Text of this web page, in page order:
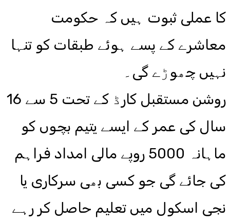
کا عملی ثبوت ہیں کہ حکومت
معاشرے کے پسے ہوئے طبقات کو تنہا
نہیں چھوڑے گی۔
روشن مستقبل کارڈ کے تحت 5 سے 16
سال کی عمر کے ایسے یتیم بچوں کو
ماہانہ 5000 روپے مالی امداد فراہم
کی جائے گی جو کسی بھی سرکاری یا
نجی اسکول میں تعلیم حاصل کر رہے